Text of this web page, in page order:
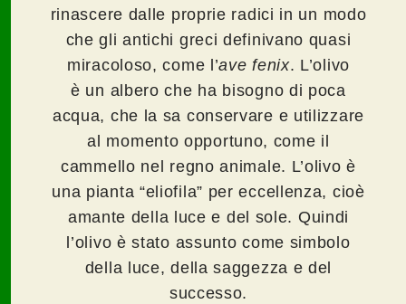
rinascere dalle proprie radici in un modo
che gli antichi greci definivano quasi
miracoloso, come l’ave fenix. L’olivo
è un albero che ha bisogno di poca
acqua, che la sa conservare e utilizzare
al momento opportuno, come il
cammello nel regno animale. L’olivo è
una pianta “eliofila” per eccellenza, cioè
amante della luce e del sole. Quindi
l’olivo è stato assunto come simbolo
della luce, della saggezza e del
successo.